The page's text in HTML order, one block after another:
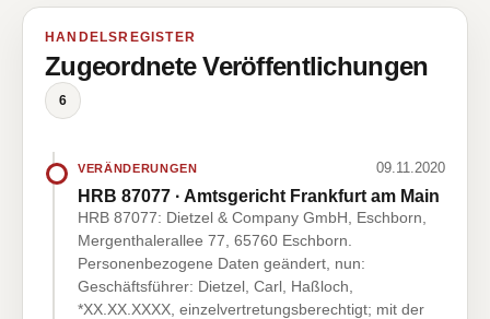
HANDELSREGISTER
Zugeordnete Veröffentlichungen
6
VERÄNDERUNGEN 09.11.2020
HRB 87077 · Amtsgericht Frankfurt am Main
HRB 87077: Dietzel & Company GmbH, Eschborn,
Mergenthalerallee 77, 65760 Eschborn.
Personenbezogene Daten geändert, nun:
Geschäftsführer: Dietzel, Carl, Haßloch,
*XX.XX.XXXX, einzelvertretungsberechtigt; mit der